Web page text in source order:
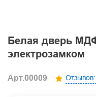
Белая дверь
электрозамком
Арт.00009